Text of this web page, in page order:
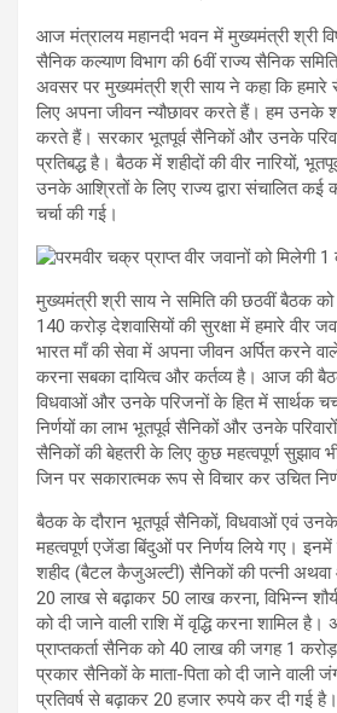
आज मंत्रालय महानदी भवन में मुख्यमंत्री श्री
सैनिक कल्याण विभाग की 6वीं राज्य सैनिक
अवसर पर मुख्यमंत्री श्री साय ने कहा कि
लिए अपना जीवन न्यौछावर करते हैं। हम उनके
करते हैं। सरकार भूतपूर्व सैनिकों और उनके
प्रतिबद्ध है। बैठक में शहीदों की वीर नारियों,
उनके आश्रितों के लिए राज्य द्वारा संचालित कई
चर्चा की गई।
मुख्यमंत्री श्री साय ने समिति की छठवीं बैठक
140 करोड़ देशवासियों की सुरक्षा में हमारे वीर
भारत माँ की सेवा में अपना जीवन अर्पित करने
करना सबका दायित्व और कर्तव्य है। आज की
विधवाओं और उनके परिजनों के हित में सार्थक
निर्णयों का लाभ भूतपूर्व सैनिकों और उनके
सैनिकों की बेहतरी के लिए कुछ महत्वपूर्ण सुझाव भी
जिन पर सकारात्मक रूप से विचार कर उचित
बैठक के दौरान भूतपूर्व सैनिकों, विधवाओं एवं
महत्वपूर्ण एजेंडा बिंदुओं पर निर्णय लिये गए। इनमें
शहीद (बैटल कैजुअल्टी) सैनिकों की पत्नी अथवा
20 लाख से बढ़ाकर 50 लाख करना, विभिन्न
को दी जाने वाली राशि में वृद्धि करना शामिल
प्राप्तकर्ता सैनिक को 40 लाख की जगह 1
प्रकार सैनिकों के माता-पिता को दी जाने वाली
प्रतिवर्ष से बढ़ाकर 20 हजार रुपये कर दी गई है।